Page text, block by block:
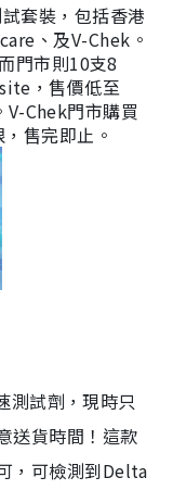
套裝，包括香港
、及V-Chek。
門市則10支8
，售價低至
Chek門市購買
售完即止。
測試劑，現時只
送貨時間！這款
，可檢測到Delta